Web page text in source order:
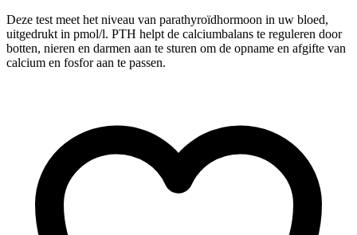
Deze test meet het niveau van parathyroïdhormoon in uw bloed,
uitgedrukt in pmol/l. PTH helpt de calciumbalans te reguleren door
botten, nieren en darmen aan te sturen om de opname en afgifte van
calcium en fosfor aan te passen.